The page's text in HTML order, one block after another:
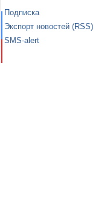
Подписка
Экспорт новостей (RSS)
SMS-alert